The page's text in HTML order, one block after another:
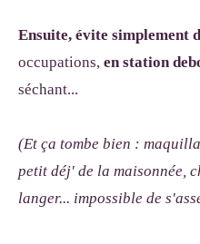
Ensuite, évite
occupations, en station
séchant...
(Et ça tombe bien :
petit déj' de la maisonnée,
langer... impossible de